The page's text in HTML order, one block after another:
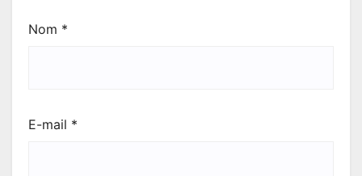
Nom *
E-mail *